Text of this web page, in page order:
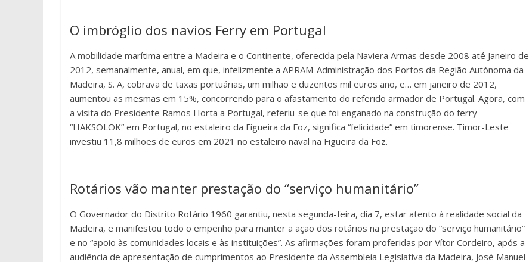
O imbróglio dos navios Ferry em Portugal
A mobilidade marítima entre a Madeira e o Continente, oferecida pela Naviera Armas desde 2008 até Janeiro de
2012, semanalmente, anual, em que, infelizmente a APRAM-Administração dos Portos da Região Autónoma da
Madeira, S. A, cobrava de taxas portuárias, um milhão e duzentos mil euros ano, e… em janeiro de 2012,
aumentou as mesmas em 15%, concorrendo para o afastamento do referido armador de Portugal. Agora, com
a visita do Presidente Ramos Horta a Portugal, referiu-se que foi enganado na construção do ferry
“HAKSOLOK” em Portugal, no estaleiro da Figueira da Foz, significa “felicidade” em timorense. Timor-Leste
investiu 11,8 milhões de euros em 2021 no estaleiro naval na Figueira da Foz.
Rotários vão manter prestação do “serviço humanitário”
O Governador do Distrito Rotário 1960 garantiu, nesta segunda-feira, dia 7, estar atento à realidade social da
Madeira, e manifestou todo o empenho para manter a ação dos rotários na prestação do “serviço humanitário”
e no “apoio às comunidades locais e às instituições”. As afirmações foram proferidas por Vítor Cordeiro, após a
audiência de apresentação de cumprimentos ao Presidente da Assembleia Legislativa da Madeira, José Manuel